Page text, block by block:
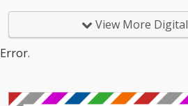
フィナーレ』『黄金の
レガシー』のゲーム実
で演奏された迫力のフ
–
View More
Error.